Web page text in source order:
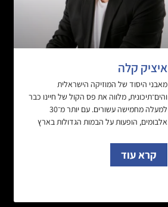
איציק קלה
מאבני היסוד של המוזיקה הישראלית
והים־תיכונית, מלווה את פס הקול של חיינו כבר
למעלה מחמישה עשורים. עם יותר מ־30
אלבומים, הופעות על הבמות הגדולות בארץ
קרא עוד